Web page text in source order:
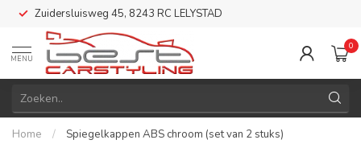
Zuidersluisweg 45, 8243 RC LELYSTAD
MENU
0
Home / Spiegelkappen ABS chroom (set van 2 stuks)